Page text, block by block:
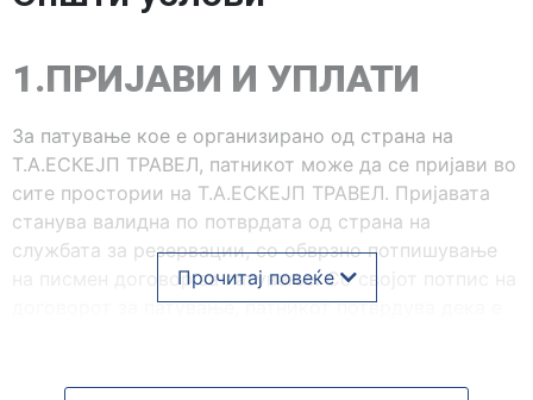
1.ПРИЈАВИ И УПЛАТИ
За патување кое е организирано од страна на
Т.А.ЕСКЕЈП ТРАВЕЛ, патникот може да се пријави во
сите простории на Т.А.ЕСКЕЈП ТРАВЕЛ. Пријавата
станува валидна по потврдата од страна на
службата за резервации, со обврзно потпишување
на писмен договор за патување. Со својот потпис на
договорот за патување, патникот потврдува дека е
тоа го прифаќа. Со пријавата, патникот е должен да
Прочитај повеќе